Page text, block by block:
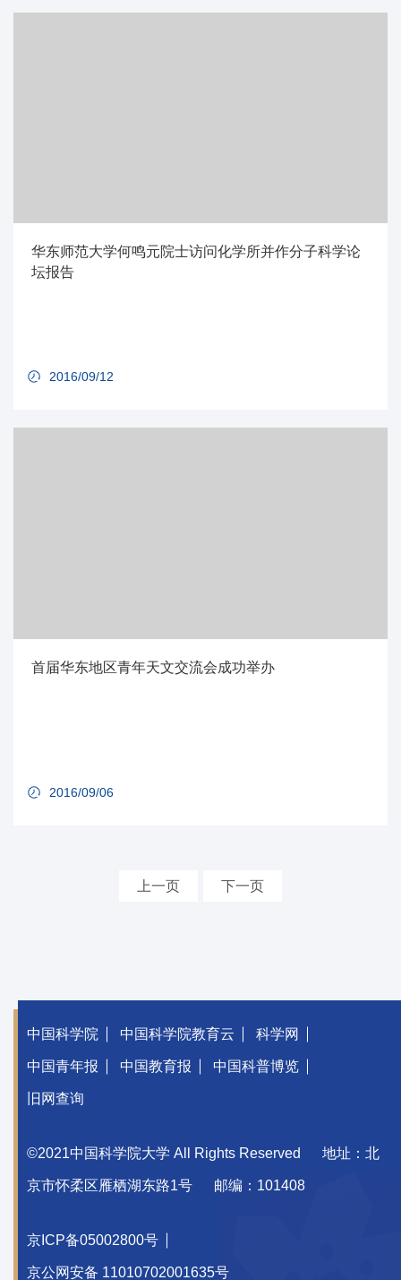
华东师范大学何鸣元院士访问化学所并作分子科学论
坛报告
2016/09/12
首届华东地区青年天文交流会成功举办
2016/09/06
上一页 下一页
中国科学院 中国科学院教育云 科学网
中国青年报 中国教育报 中国科普博览
旧网查询
©2021中国科学院大学 All Rights Reserved 地址：北
京市怀柔区雁栖湖东路1号 邮编：101408
京ICP备05002800号
京公网安备 11010702001635号